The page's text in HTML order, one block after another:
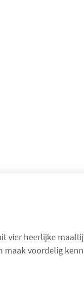
vier heerlijke
maak voordelig